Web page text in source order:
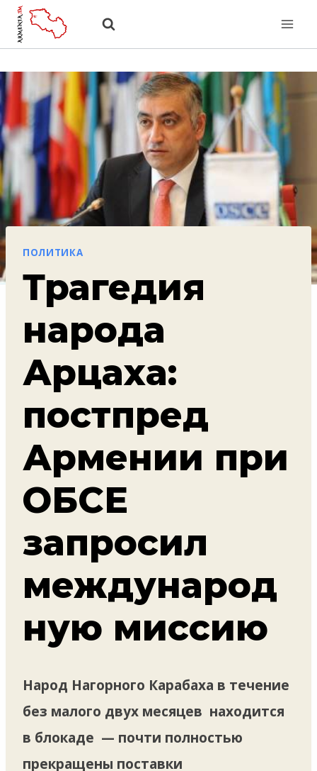
Перейти
ПОЛИТИКА
Трагедия
народа
Арцаха:
постпред
Армении при
ОБСЕ
запросил
международ
ную миссию
Народ Нагорного Карабаха в течение
без малого двух месяцев находится
в блокаде — почти полностью
прекращены поставки